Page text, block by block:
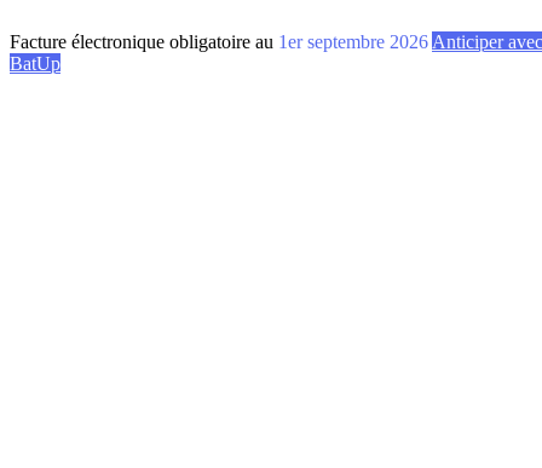
Facture électronique obligatoire au 1er septembre 2026 Anticiper avec
BatUp